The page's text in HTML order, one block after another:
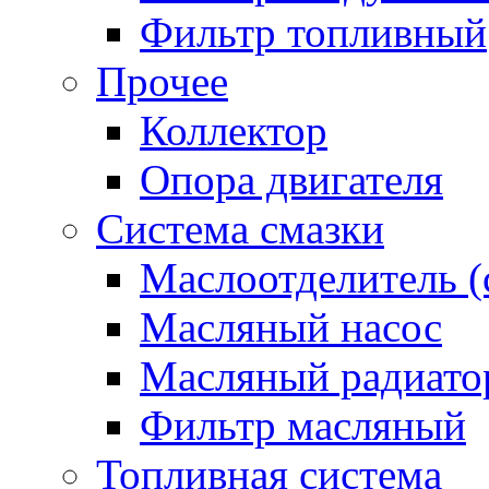
Фильтр топливный
Прочее
Коллектор
Опора двигателя
Система смазки
Маслоотделитель
Масляный насос
Масляный
Фильтр масляный
Топливная система